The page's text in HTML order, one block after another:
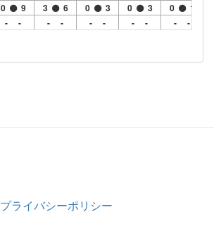
0
9
- -
3
6
- -
0
3
- -
0
3
- -
0
1
- -
プライバシーポリシー